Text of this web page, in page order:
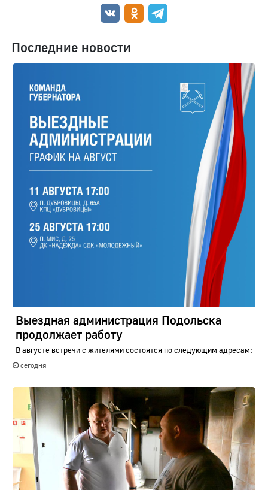
Последние новости
Выездная администрация Подольска
продолжает работу
В августе встречи с жителями состоятся по следующим адресам:
сегодня